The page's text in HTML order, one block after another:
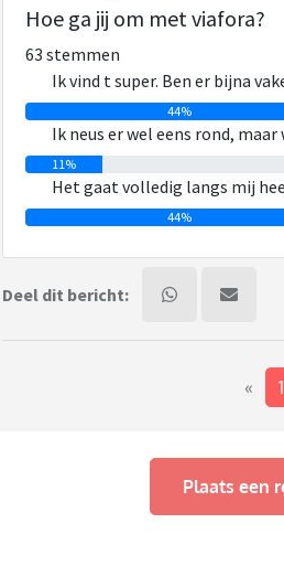
Hoe ga jij om met viafora?
63 stemmen
Ik vind t super. Ben er bijna
44%
Ik neus er wel eens rond,
11%
Het gaat volledig langs mij
44%
Deel dit bericht:
« 1
Plaats een